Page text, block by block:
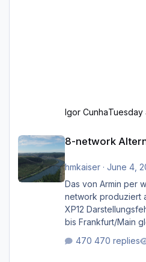
Igor CunhaTuesday
8-network
hmkaiser· June 4,
Das von Armin per
network produziert
XP12
bis Frankfurt/Main
zugemauert sind. Niederräder Brücke
470 replies